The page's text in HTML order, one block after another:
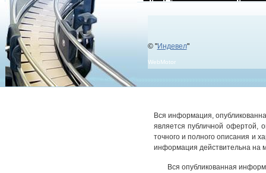
© "Индевел"
WebMotor
Вся информация,
является публичной офертой,
точного и полного описания и
информация действительна на
Вся опубликованная